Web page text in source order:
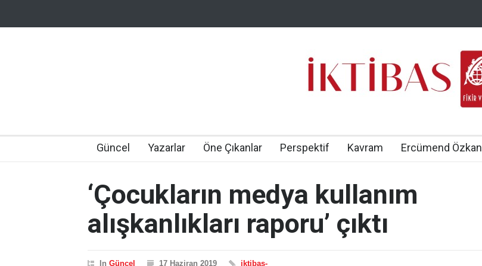
Güncel Yazarlar Öne Çıkanlar Perspektif Kavram Ercümend Özkan
‘Çocukların medya kullanım
alışkanlıkları raporu’ çıktı
In Güncel 17 Haziran 2019 iktibas-